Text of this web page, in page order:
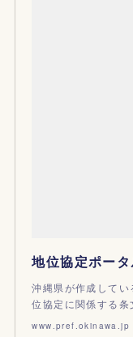
地位協定ポー
沖縄県が作成して
位協定に関係する
www.pref.okinawa.jp